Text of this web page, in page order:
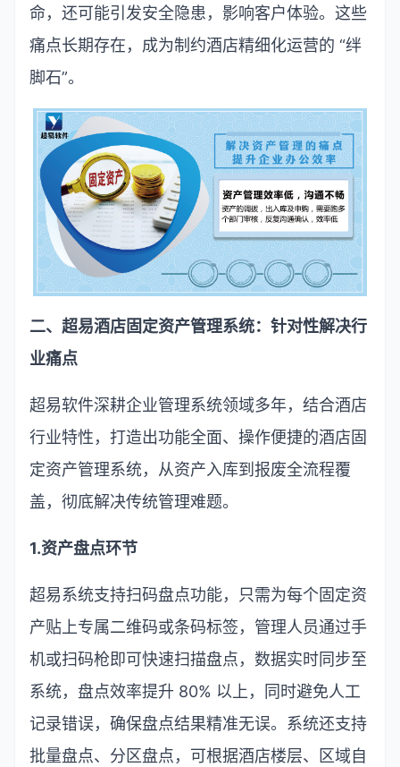
命，还可能引发安全隐患，影响客户体验。这些
痛点长期存在，成为制约酒店精细化运营的 “绊
脚石”。
二、超易酒店固定资产管理系统：针对性解决行
业痛点
超易软件深耕企业管理系统领域多年，结合酒店
行业特性，打造出功能全面、操作便捷的酒店固
定资产管理系统，从资产入库到报废全流程覆
盖，彻底解决传统管理难题。
1.资产盘点环节
超易系统支持扫码盘点功能，只需为每个固定资
产贴上专属二维码或条码标签，管理人员通过手
机或扫码枪即可快速扫描盘点，数据实时同步至
系统，盘点效率提升 80% 以上，同时避免人工
记录错误，确保盘点结果精准无误。系统还支持
批量盘点、分区盘点，可根据酒店楼层、区域自